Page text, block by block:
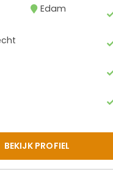
Edam
BEKIJK PROFIEL